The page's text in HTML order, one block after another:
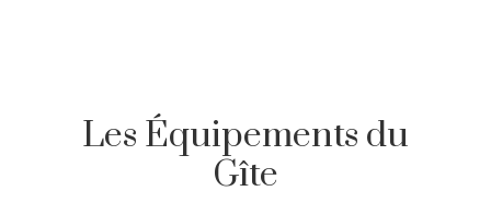
Les Équipements du
Gîte